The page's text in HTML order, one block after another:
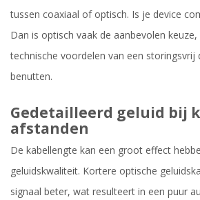
tussen coaxiaal of optisch. Is je device
Dan is optisch vaak de aanbevolen
technische voordelen van een storingsvrij
benutten.
Gedetailleerd geluid bij
afstanden
De kabellengte kan een groot effect
geluidskwaliteit. Kortere optische
signaal beter, wat resulteert in een puur